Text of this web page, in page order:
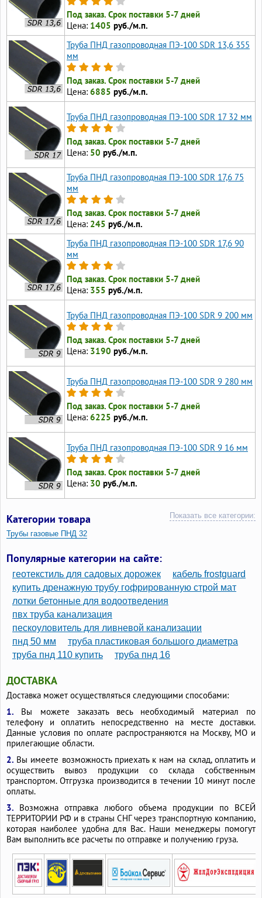
Под заказ. Срок поставки 5-7 дней
Цена: 1405 руб./м.п.
Труба ПНД газопроводная ПЭ-100 SDR 13,6 355
мм
Под заказ. Срок поставки 5-7 дней
Цена: 6885 руб./м.п.
Труба ПНД газопроводная ПЭ-100 SDR 17 32 мм
Под заказ. Срок поставки 5-7 дней
Цена: 50 руб./м.п.
Труба ПНД газопроводная ПЭ-100 SDR 17,6 75
мм
Под заказ. Срок поставки 5-7 дней
Цена: 245 руб./м.п.
Труба ПНД газопроводная ПЭ-100 SDR 17,6 90
мм
Под заказ. Срок поставки 5-7 дней
Цена: 355 руб./м.п.
Труба ПНД газопроводная ПЭ-100 SDR 9 200 мм
Под заказ. Срок поставки 5-7 дней
Цена: 3190 руб./м.п.
Труба ПНД газопроводная ПЭ-100 SDR 9 280 мм
Под заказ. Срок поставки 5-7 дней
Цена: 6225 руб./м.п.
Труба ПНД газопроводная ПЭ-100 SDR 9 16 мм
Под заказ. Срок поставки 5-7 дней
Цена: 30 руб./м.п.
Категории товара Показать все категории:
Трубы газовые ПНД 32
Пластиковые трубы для газа в частном доме
ПВХ трубы для газа
Гибкие газовые трубы
Газопроводные трубы
Газовые трубы желтые
Популярные категории на сайте:
геотекстиль для садовых дорожек
кабель frostguard
купить дренажную трубу гофрированную строй мат
лотки бетонные для водоотведения
пвх труба канализация
пескоуловитель для ливневой канализации
пнд 50 мм
труба пластиковая большого диаметра
труба пнд 110 купить
труба пнд 16
ДОСТАВКА
Доставка может осуществляться следующими способами:
1. Вы можете заказать весь необходимый материал по
телефону и оплатить непосредственно на месте доставки.
Данные условия по оплате распространяются на Москву, МО и
прилегающие области.
2. Вы имеете возможность приехать к нам на склад, оплатить и
осуществить вывоз продукции со склада собственным
транспортом. Отгрузка производится в течении 10 минут после
оплаты.
3. Возможна отправка любого объема продукции по ВСЕЙ
ТЕРРИТОРИИ РФ и в страны СНГ через транспортную компанию,
которая наиболее удобна для Вас. Наши менеджеры помогут
Вам выполнить все расчеты по отправке и получению груза.